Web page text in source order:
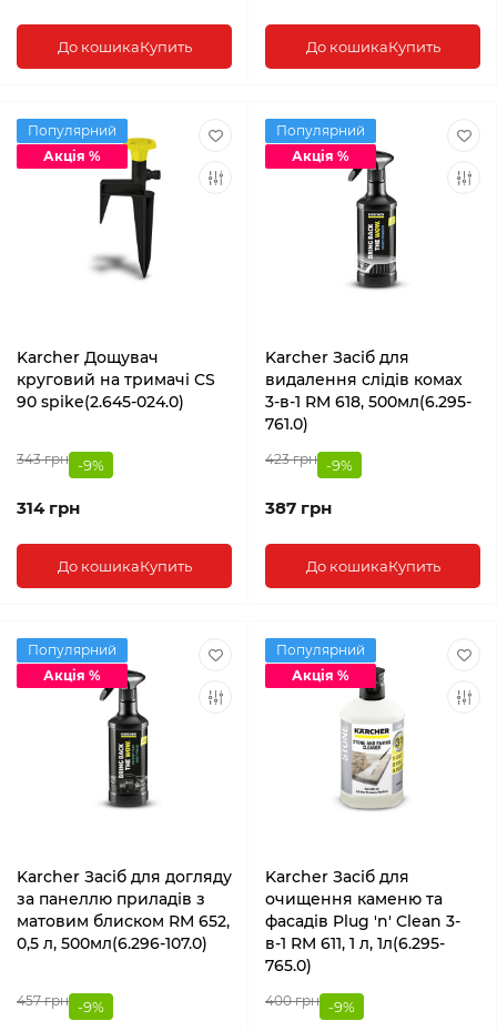
До кошикаКупить До кошикаКупить
Популярний
Акція %
Karcher Дощувач
круговий на тримачі CS
90 spike(2.645-024.0)
343 грн -9%
314 грн
До кошикаКупить
Популярний
Акція %
Karcher Засіб для
видалення слідів комах
3-в-1 RM 618, 500мл(6.295-
761.0)
423 грн -9%
387 грн
До кошикаКупить
Популярний
Акція %
Karcher Засіб для догляду
за панеллю приладів з
матовим блиском RM 652,
0,5 л, 500мл(6.296-107.0)
457 грн -9%
Популярний
Акція %
Karcher Засіб для
очищення каменю та
фасадів Plug 'n' Clean 3-
в-1 RM 611, 1 л, 1л(6.295-
765.0)
400 грн -9%